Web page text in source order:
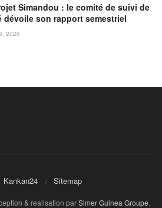
Simandou : le comité de suivi de
dévoile son rapport semestriel
2026
Kankan24 Sitemap
& realisation parSimer Guinea Groupe.